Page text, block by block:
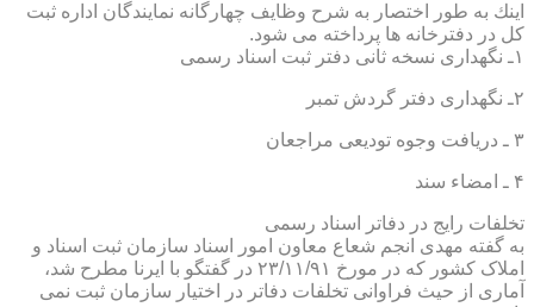
اینك به طور اختصار به شرح وظایف چهارگانه نمایندگان اداره ثبت
كل در دفترخانه ها پرداخته می شود.
۱ـ نگهداری نسخه ثانی دفتر ثبت اسناد رسمی
۲ـ نگهداری دفتر گردش تمبر
۳ ـ دریافت وجوه تودیعی مراجعان
۴ ـ امضاء سند
تخلفات رایج در دفاتر اسناد رسمی
به گفته مهدی انجم شعاع معاون امور اسناد سازمان ثبت اسناد و
املاک کشور که در مورخ ۲۳/۱۱/۹۱ در گفتگو با ایرنا مطرح شد،
آماری از حیث فراوانی تخلفات دفاتر در اختیار سازمان ثبت نمی